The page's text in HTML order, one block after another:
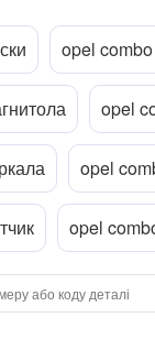
opel
opel
opel
opel